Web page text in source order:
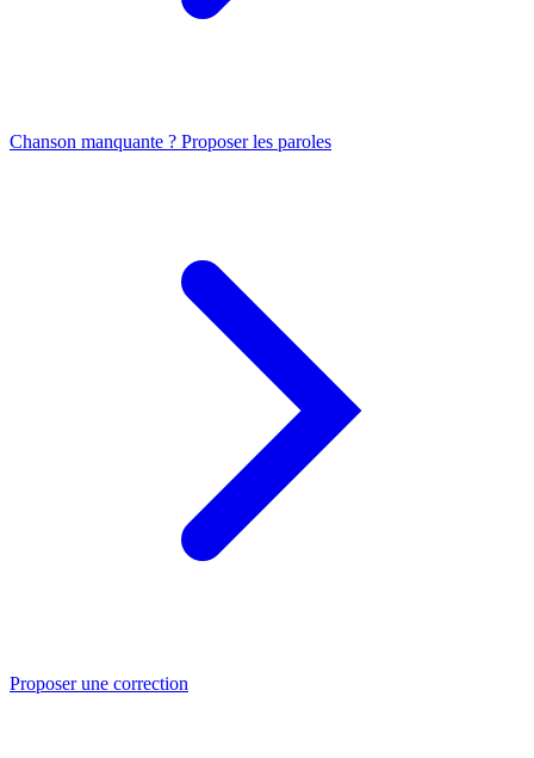
Chanson manquante ? Proposer les paroles
Proposer une correction